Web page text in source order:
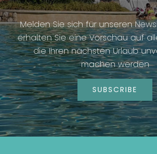
Melden Sie sich für unseren
erhalten Sie eine Vorschau auf
die Ihren nächsten Urlaub
machen werden
SUBSCRIBE